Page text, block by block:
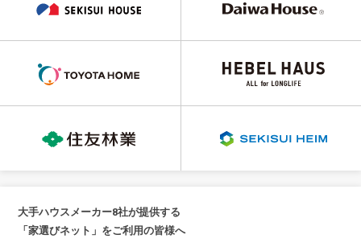
大手ハウスメーカー8社が提供する
「家選びネット」をご利用の皆様へ